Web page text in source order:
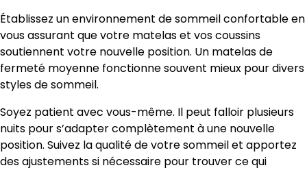
Établissez un environnement de sommeil confortable en
vous assurant que votre matelas et vos coussins
soutiennent votre nouvelle position. Un matelas de
fermeté moyenne fonctionne souvent mieux pour divers
styles de sommeil.
Soyez patient avec vous-même. Il peut falloir plusieurs
nuits pour s’adapter complètement à une nouvelle
position. Suivez la qualité de votre sommeil et apportez
des ajustements si nécessaire pour trouver ce qui